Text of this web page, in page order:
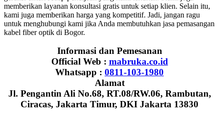
memberikan layanan konsultasi gratis untuk setiap klien. Selain itu,
kami juga memberikan harga yang kompetitif. Jadi, jangan ragu
untuk menghubungi kami jika Anda membutuhkan jasa pemasangan
kabel fiber optik di Bogor.
Informasi dan Pemesanan
Official Web : mabruka.co.id
Whatsapp : 0811-103-1980
Alamat
Jl. Pengantin Ali No.68, RT.08/RW.06, Rambutan,
Ciracas, Jakarta Timur, DKI Jakarta 13830